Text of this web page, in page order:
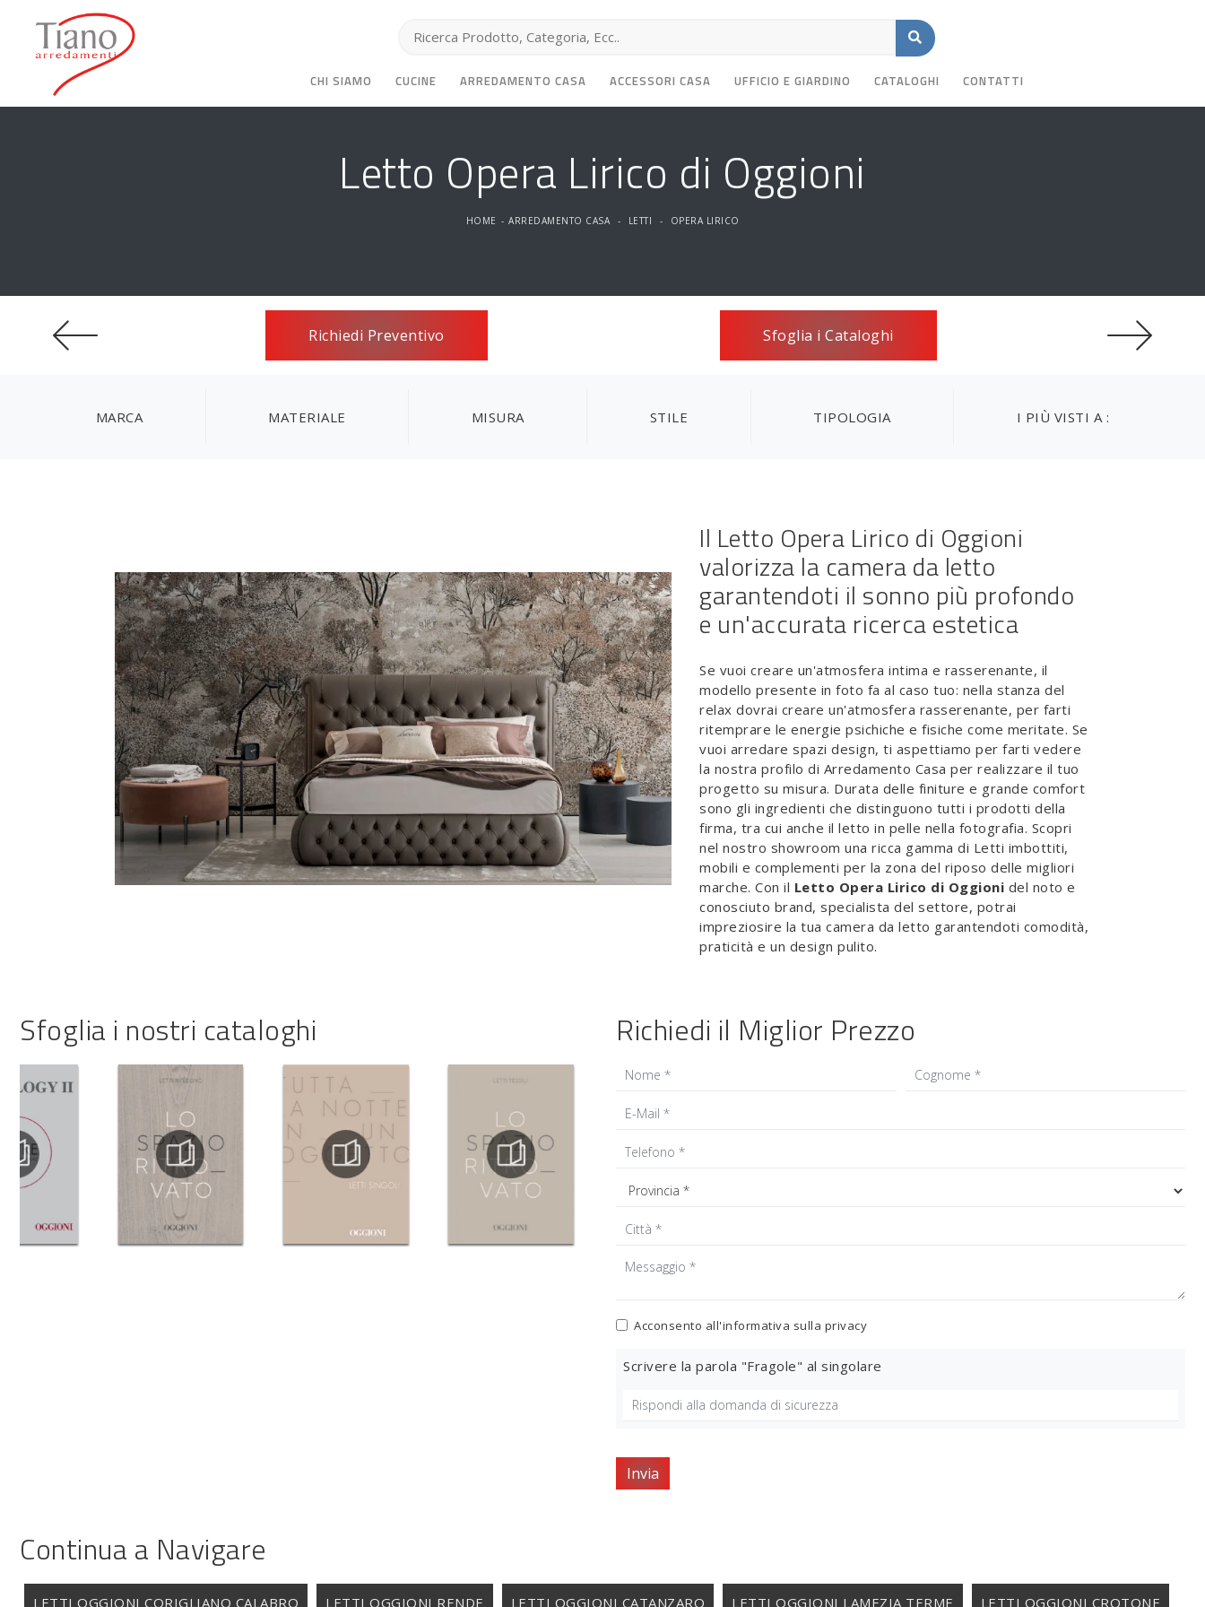
CHI SIAMO CUCINE ARREDAMENTO CASA ACCESSORI CASA UFFICIO E GIARDINO CATALOGHI CONTATTI
Letto Opera Lirico di Oggioni
HOME - ARREDAMENTO CASA - LETTI - OPERA LIRICO
Richiedi Preventivo Sfoglia i Cataloghi
MARCA MATERIALE MISURA STILE TIPOLOGIA I PIÙ VISTI A :
Il Letto Opera Lirico di Oggioni
valorizza la camera da letto
garantendoti il sonno più profondo
e un'accurata ricerca estetica
Se vuoi creare un'atmosfera intima e rasserenante, il
modello presente in foto fa al caso tuo: nella stanza del
relax dovrai creare un'atmosfera rasserenante, per farti
ritemprare le energie psichiche e fisiche come meritate. Se
vuoi arredare spazi design, ti aspettiamo per farti vedere
la nostra profilo di Arredamento Casa per realizzare il tuo
progetto su misura. Durata delle finiture e grande comfort
sono gli ingredienti che distinguono tutti i prodotti della
firma, tra cui anche il letto in pelle nella fotografia. Scopri
nel nostro showroom una ricca gamma di Letti imbottiti,
mobili e complementi per la zona del riposo delle migliori
marche. Con il Letto Opera Lirico di Oggioni del noto e
conosciuto brand, specialista del settore, potrai
impreziosire la tua camera da letto garantendoti comodità,
praticità e un design pulito.
Sfoglia i nostri cataloghi Richiedi il Miglior Prezzo
Acconsento all'informativa sulla privacy
Scrivere la parola "Fragole" al singolare
Invia
Continua a Navigare
LETTI OGGIONI CORIGLIANO CALABRO LETTI OGGIONI RENDE LETTI OGGIONI CATANZARO LETTI OGGIONI LAMEZIA TERME LETTI OGGIONI CROTONE